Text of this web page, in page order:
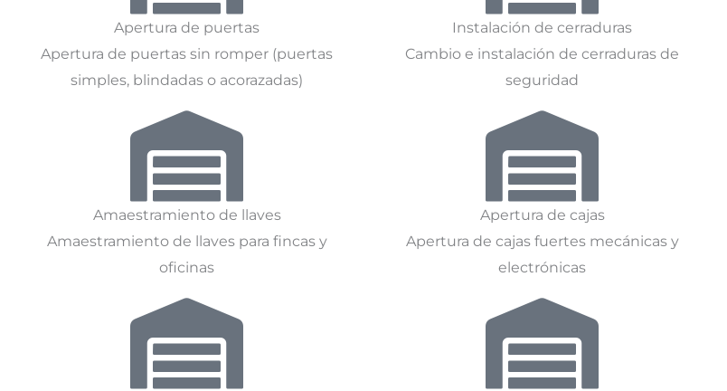
Apertura de puertas
Apertura de puertas sin romper (puertas
simples, blindadas o acorazadas)
Instalación de cerraduras
Cambio e instalación de cerraduras de
seguridad
Amaestramiento de llaves
Amaestramiento de llaves para fincas y
oficinas
Apertura de cajas
Apertura de cajas fuertes mecánicas y
electrónicas